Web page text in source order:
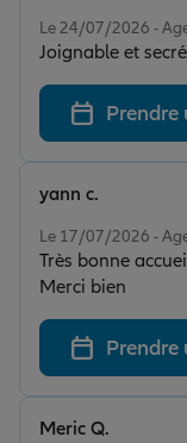
Le 24/07/2026 -
Joignable et
Prendre
Le 17/07/2026 -
Très bonne
Merci bien
yann c.
Prendre
Meric Q.